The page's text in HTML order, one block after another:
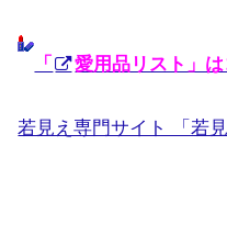
「 愛用品リスト」は
若見え専門サイト 「若